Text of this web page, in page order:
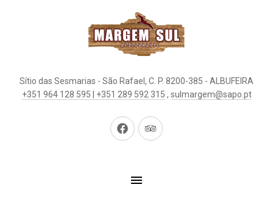
Sítio das Sesmarias - São Rafael, C. P. 8200-385 - ALBUFEIRA
+351 964 128 595 | +351 289 592 315 , sulmargem@sapo.pt
New
New